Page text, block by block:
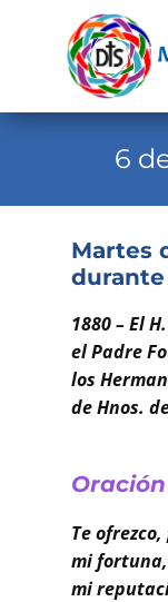
Evangelio
Institucional
Familia
Pastoral
Recursos
6
Martes
1880 – El
el Padre
los
de Hnos.
Oración
Te ofrezco,
mi
mi